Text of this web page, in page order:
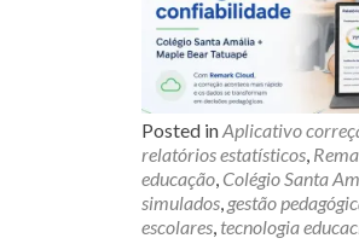
Posted inAplicativo
relatórios estatísticos,
educação, Colégio Santa
simulados, gestão
escolares, tecnologia